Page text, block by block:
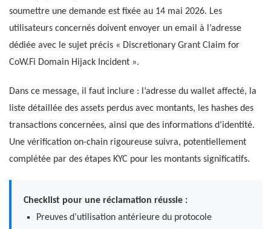
soumettre une demande est fixée au 14 mai 2026. Les
utilisateurs concernés doivent envoyer un email à l’adresse
dédiée avec le sujet précis « Discretionary Grant Claim for
CoW.Fi Domain Hijack Incident ».
Dans ce message, il faut inclure : l’adresse du wallet affecté, la
liste détaillée des assets perdus avec montants, les hashes des
transactions concernées, ainsi que des informations d’identité.
Une vérification on-chain rigoureuse suivra, potentiellement
complétée par des étapes KYC pour les montants significatifs.
Checklist pour une réclamation réussie :
Preuves d’utilisation antérieure du protocole